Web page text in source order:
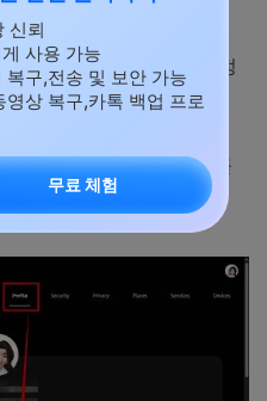
접속해 연동된 삼성 계정
한 뒤 “삼성 계정 관리”를
신뢰
사용 가능
구,전송 및 보안 가능
상 복구,카톡 백업 프로
무료 체험